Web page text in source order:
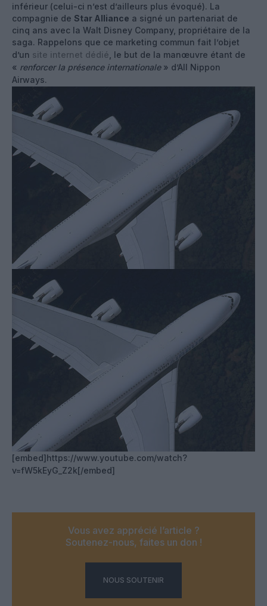
inférieur (celui-ci n’est d’ailleurs plus évoqué). La
compagnie de Star Alliance a signé un partenariat de
cinq ans avec la Walt Disney Company, propriétaire de la
saga. Rappelons que ce marketing commun fait l’objet
d’un site internet dédié , le but de la manœuvre étant de
« renforcer la présence internationale» d’All Nippon
Airways.
[embed]https://www.youtube.com/watch?
v=fW5kEyG_Z2k[/embed]
Vous avez apprécié l’article ?
Soutenez-nous, faites un don !
NOUS SOUTENIR